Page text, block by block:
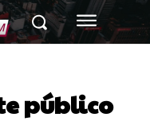
público